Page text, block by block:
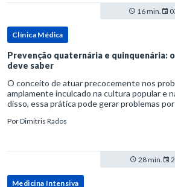
16 min.
Clínica Médica
Prevenção quaternária e quinquenária:
deve saber
O conceito de atuar precocemente nos
amplamente inculcado na cultura popular e
disso, essa prática pode gerar problemas
PorDimitris Rados
28 min.
Medicina Intensiva